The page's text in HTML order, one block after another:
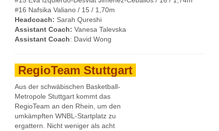
#16 Nafsika Valiano / 15 / 1,70m
Headcoach: Sarah Qureshi
Assistant Coach: Vanesa Talevska
Assistant Coach: David Wong
RegioTeam Stuttgart
Aus der schwäbischen Basketball-
Metropole Stuttgart kommt das
RegioTeam an den Rhein, um den
umkämpften WNBL-Startplatz zu
ergattern. Nicht weniger als acht